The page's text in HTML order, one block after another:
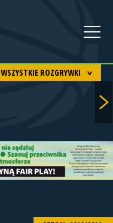
WSZYSTKIE ROZGRYWKI